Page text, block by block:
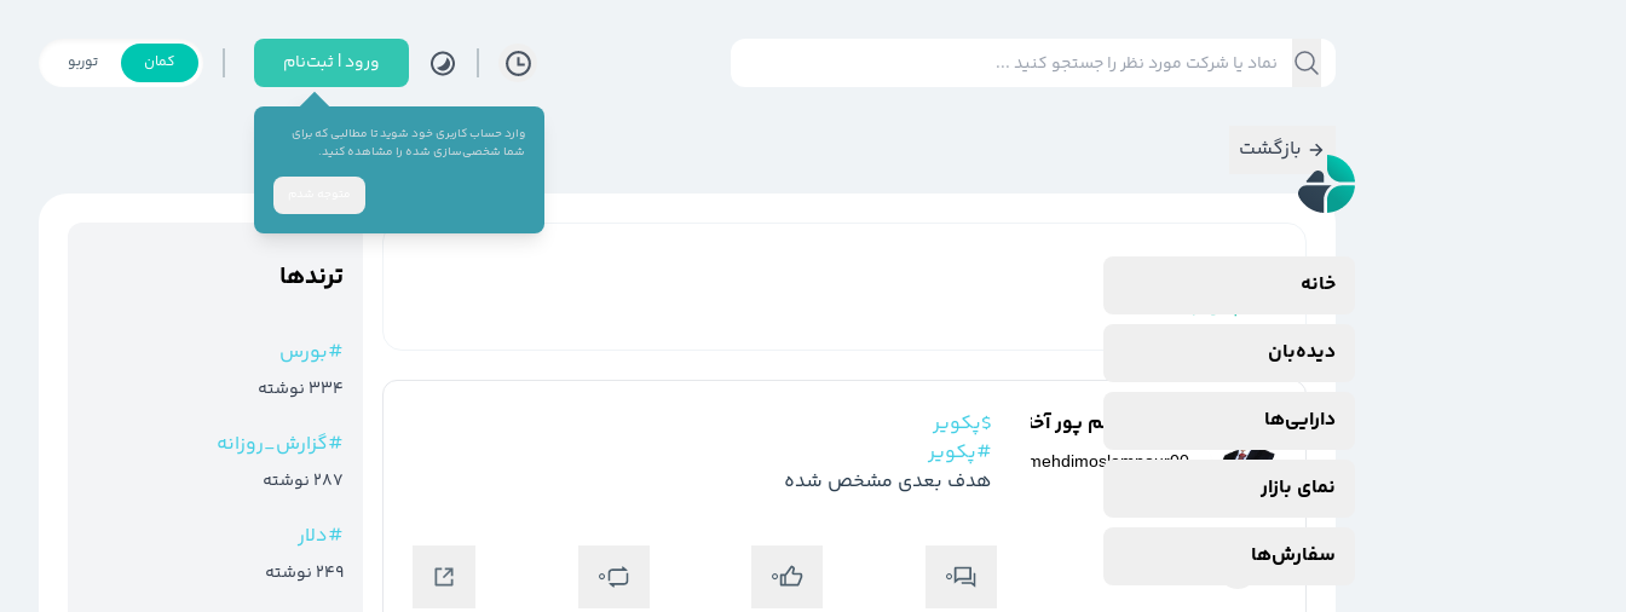
ورود | ثبت‌نام
وارد حساب کاربری خود شوید تا مطالبی که برای
شما شخصی‌سازی شده را مشاهده کنید.
کمان توربو
خانه
دیده‌بان
دارایی‌ها
نمای بازار
سفارش‌ها
بازگشت
مهدی مسلم پور آخته خانه
mehdimoslempour00
$پکویر
#پکویر
هدف بعدی مشخص شده
0
0
0
ترند‌ها
#بورس
334 نوشته
#گزارش_روزانه
287 نوشته
#دلار
249 نوشته